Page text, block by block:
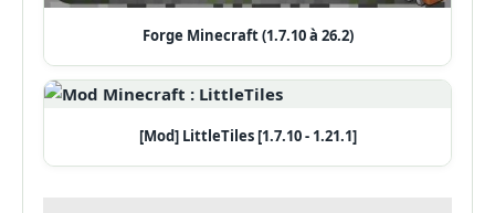
Forge Minecraft (1.7.10 à 26.2)
[Mod] LittleTiles [1.7.10 - 1.21.1]